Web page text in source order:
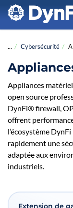
Se rendre au
... Cybersécurité
Appliances
open source
DynFi® firewall,
offrent
l’écosystème
rapidement une
adaptée aux
industriels.
Extension de